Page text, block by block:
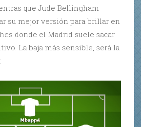
que Jude Bellingham
su mejor versión para brillar en
donde el Madrid suele sacar
La baja más sensible, será la